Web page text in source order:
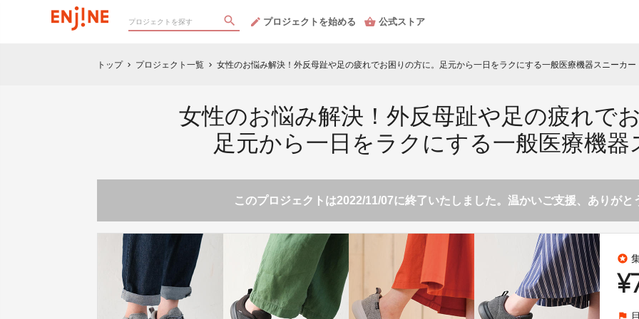
プロジェクトを始める 公式ストア
トップ chevron_right プロジェクト一覧 chevron_right 女性のお悩み解決！外反母趾や足の疲れでお困りの方に。足元から一日をラクにする一般医療機器スニーカー
女性のお悩み解決！外反母趾や足の疲れで
足元から一日をラクにする一般医療機器
このプロジェクトは2022/11/07に終了いたしました。温かいご支援、ありがと
stars
flag